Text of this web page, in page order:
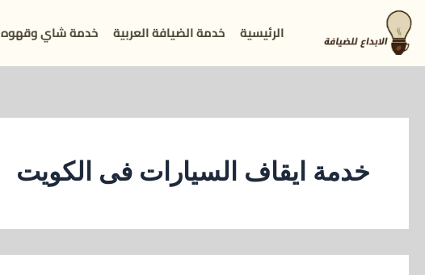
تخطي
إلى
المحتوى
الرئيسية خدمة الضيافة العربية خدمة شاي وقهوه
خدمة ايقاف السيارات فى الكويت